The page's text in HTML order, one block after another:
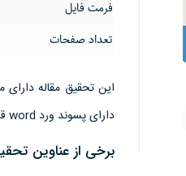
فرمت فایل
تعداد صفحات
دارای پسوند ورد word قابل ویرایش است
برخی از عناوین